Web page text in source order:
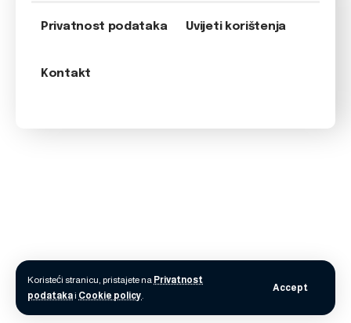
Koristeći stranicu, pristajete na Privatnost
podatakai Cookie policy.
Accept
Privatnost podataka Uvijeti korištenja
Kontakt